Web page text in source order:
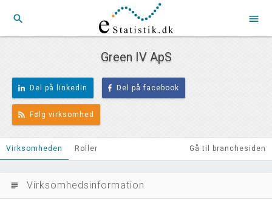
search menu
Green IV ApS
Del på linkedIn Del på facebook
Følg virksomhed
Virksomheden Roller Gå til branchesiden
subject Virksomhedsinformation